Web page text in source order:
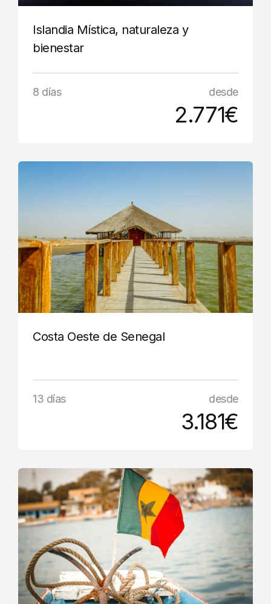
Islandia Mística, naturaleza y
bienestar
8 días desde
2.771€
Costa Oeste de Senegal
13 días desde
3.181€